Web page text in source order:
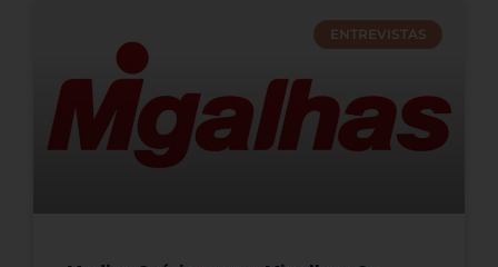
ENTREVISTAS